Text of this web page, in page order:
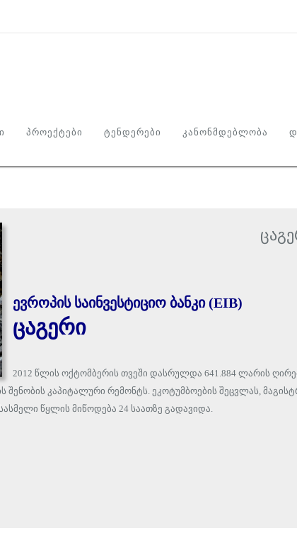
ᲞᲠᲝᲔᲥᲢᲔᲑᲘ ᲢᲔᲜᲓᲔᲠᲔᲑᲘ ᲙᲐᲜᲝᲜᲛᲓᲔᲑᲚᲝᲑᲐ
ევროპის საინვესტიციო ბანკი (EIB)
ცაგერი
2012 წლის ოქტომბერის თვეში დასრულდა 641.884 ლარის
შენობის კაპიტალური რემონტს. ეკოტუმბოების შეცვლას,
წყლის მიწოდება 24 საათზე გადავიდა.